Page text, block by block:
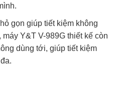
gọn giúp tiết kiệm không
Y&T V-989G thiết kế còn
dùng tới, giúp tiết kiệm